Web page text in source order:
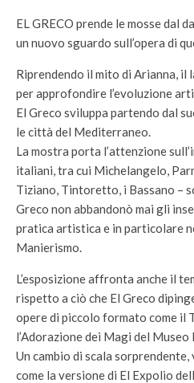
EL GRECO prende le mosse dal
un nuovo sguardo sull’opera di
Riprendendo il mito di Arianna,
per approfondire l’evoluzione
El Greco sviluppa partendo dal
le città del Mediterraneo.
La mostra porta l’attenzione
italiani, tra cui Michelangelo,
Tiziano, Tintoretto, i Bassano –
Greco non abbandonò mai gli
pratica artistica e in particolare
Manierismo.
L’esposizione affronta anche il
rispetto a ciò che El Greco
opere di piccolo formato come il
l’Adorazione dei Magi del
Un cambio di scala
come la versione di El Expolio